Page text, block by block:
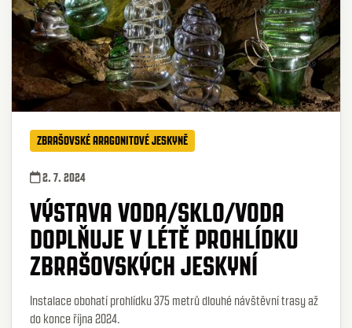
ZBRAŠOVSKÉ ARAGONITOVÉ JESKYNĚ
2. 7. 2024
VÝSTAVA VODA/SKLO/VODA
DOPLŇUJE V LÉTĚ PROHLÍDKU
ZBRAŠOVSKÝCH JESKYNÍ
Instalace obohatí prohlídku 375 metrů dlouhé návštěvní trasy až
do konce října 2024.